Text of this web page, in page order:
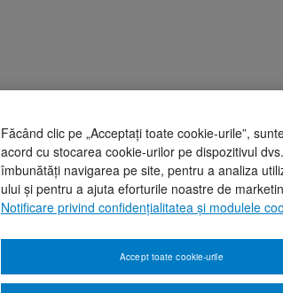
Făcând clic pe „Acceptați toate cookie-urile”,
acord cu stocarea cookie-urilor pe dispozitivul
îmbunătăți navigarea pe site, pentru a analiza
ului și pentru a ajuta eforturile noastre de
Notificare privind confidențialitatea și modulele
Accept toate cookie-urile